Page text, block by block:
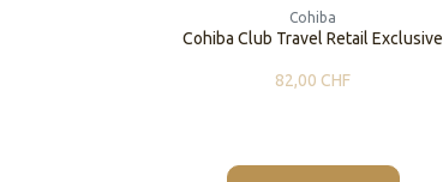
Cohiba
Cohiba Club Travel Retail Exclusive
82,00 CHF